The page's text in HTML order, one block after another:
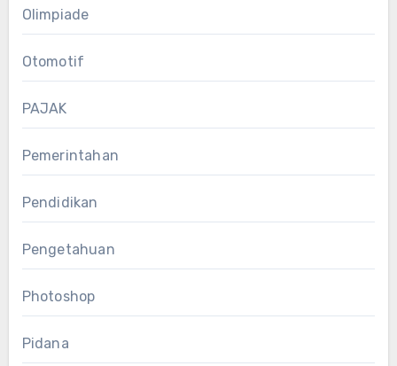
Olimpiade
Otomotif
PAJAK
Pemerintahan
Pendidikan
Pengetahuan
Photoshop
Pidana